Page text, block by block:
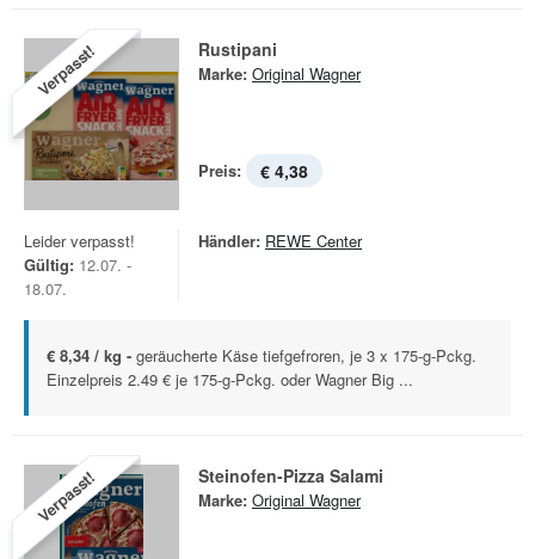
Verpasst! Rustipani
Marke: Original Wagner
Preis: € 4,38
Leider verpasst!
Gültig: 12.07. -
18.07.
Händler: REWE Center
€ 8,34 / kg - geräucherte Käse tiefgefroren, je 3 x 175-g-Pckg.
Einzelpreis 2.49 € je 175-g-Pckg. oder Wagner Big ...
Verpasst! Steinofen-Pizza Salami
Marke: Original Wagner